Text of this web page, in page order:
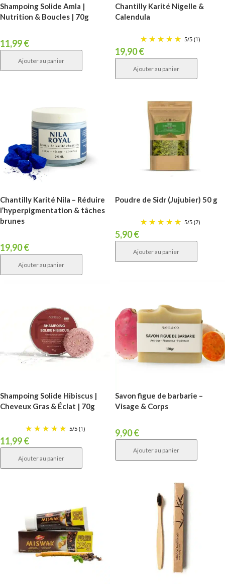
Shampoing Solide Amla |
Nutrition & Boucles | 70g
11,99€
Ajouter au panier
Chantilly Karité Nigelle &
Calendula
5/5 (1)
19,90€
Ajouter au panier
Chantilly Karité Nila – Réduire
l’hyperpigmentation & tâches
brunes
19,90€
Ajouter au panier
Poudre de Sidr (Jujubier) 50 g
5/5 (2)
5,90€
Ajouter au panier
Shampoing Solide Hibiscus |
Cheveux Gras & Éclat | 70g
5/5 (1)
11,99€
Ajouter au panier
Savon figue de barbarie –
Visage & Corps
9,90€
Ajouter au panier